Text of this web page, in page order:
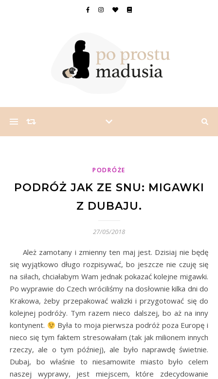
PODRÓŻE
PODRÓŻ JAK ZE SNU: MIGAWKI
Z DUBAJU.
27/05/2018
Ależ zamotany i zmienny ten maj jest. Dzisiaj nie będę
się wyjątkowo długo rozpisywać, bo jeszcze nie czuję się
na siłach, chciałabym Wam jednak pokazać kolejne migawki.
Po wyprawie do Czech wróciliśmy na dosłownie kilka dni do
Krakowa, żeby przepakować walizki i przygotować się do
kolejnej podróży. Tym razem nieco dalszej, bo aż na inny
kontynent.
Była to moja pierwsza podróż poza Europę i
nieco się tym faktem stresowałam (tak jak milionem innych
rzeczy, ale o tym później), ale było naprawdę świetnie.
Dubaj, bo właśnie to niesamowite miasto było celem
naszej wyprawy, jest miejscem, które zdecydowanie